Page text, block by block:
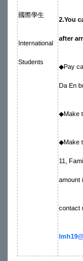
國際學生
International
Students
2.You
after
◆Pay
Da En
◆Make
◆Make
11,
amount
contact